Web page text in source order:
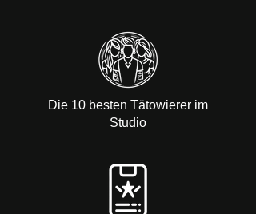
Die 10 besten Tätowierer im
Studio